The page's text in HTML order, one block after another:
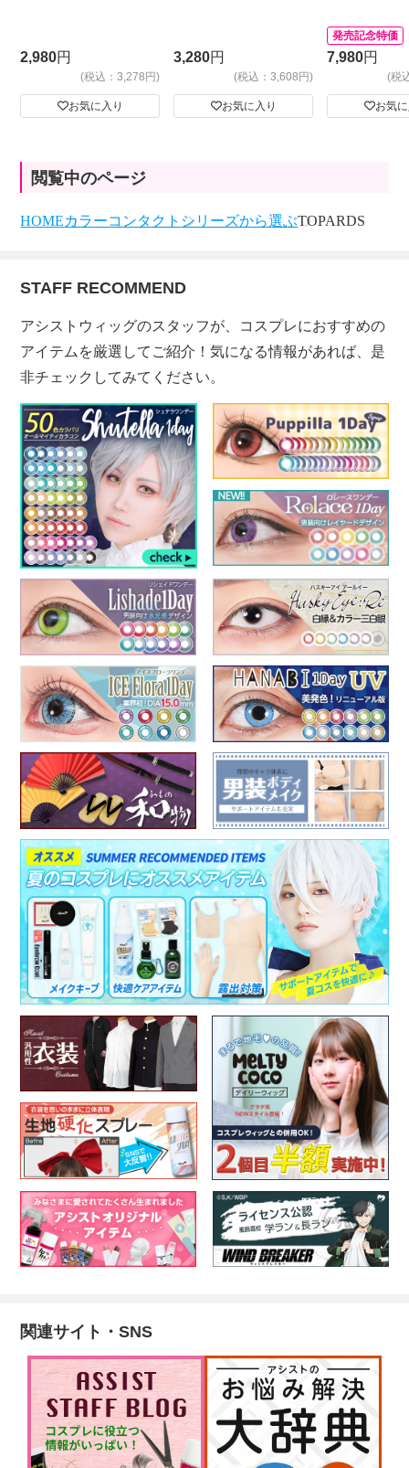
2,980円
(税込：3,278円)
お気に入り
3,280円
(税込：3,608円)
お気に入り
発売記念特価
7,980円
(税
お気
閲覧中のページ
HOMEカラーコンタクト シリーズから選ぶTOPARDS
STAFF RECOMMEND
アシストウィッグのスタッフが、コスプレにおすすめの
アイテムを厳選してご紹介！気になる情報があれば、是
非チェックしてみてください。
関連サイト・SNS